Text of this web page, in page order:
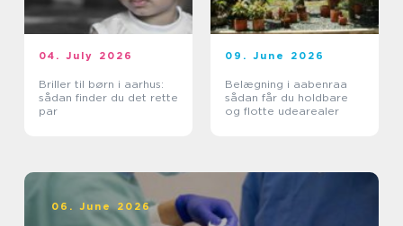
04. July 2026
Briller til børn i aarhus:
sådan finder du det rette
par
09. June 2026
Belægning i aabenraa
sådan får du holdbare
og flotte udearealer
06. June 2026